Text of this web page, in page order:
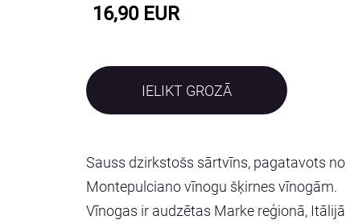
16,90 EUR
IELIKT GROZĀ
Sauss dzirkstošs sārtvīns, pagatavots
Montepulciano vīnogu šķirnes vīnogām.
Vīnogas ir audzētas Marke reģionā,